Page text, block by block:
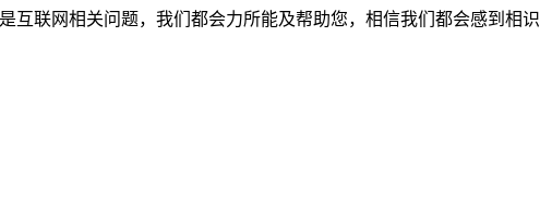
互联网相关问题，我们都会力所能及帮助您，相信我们都会感到相